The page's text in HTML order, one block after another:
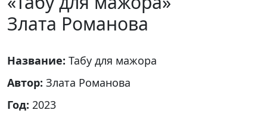
Злата Романова
Название: Табу для мажора
Автор: Злата Романова
Год: 2023